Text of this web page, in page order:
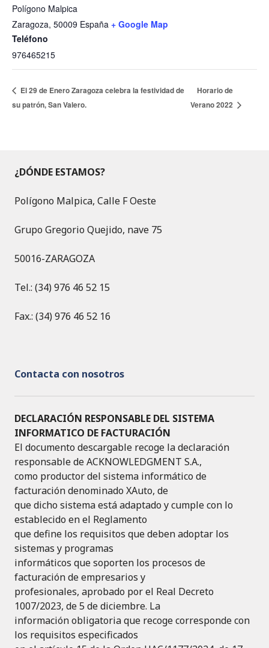
Polígono Malpica
Zaragoza, 50009 España + Google Map
Teléfono
976465215
El 29 de Enero Zaragoza celebra la festividad de
su patrón, San Valero.
Horario de
Verano 2022
¿DÓNDE ESTAMOS?
Polígono Malpica, Calle F Oeste
Grupo Gregorio Quejido, nave 75
50016-ZARAGOZA
Tel.: (34) 976 46 52 15
Fax.: (34) 976 46 52 16
Contacta con nosotros
DECLARACIÓN RESPONSABLE DEL SISTEMA
INFORMATICO DE FACTURACIÓN
El documento descargable recoge la declaración
responsable de ACKNOWLEDGMENT S.A.,
como productor del sistema informático de
facturación denominado XAuto, de
que dicho sistema está adaptado y cumple con lo
establecido en el Reglamento
que define los requisitos que deben adoptar los
sistemas y programas
informáticos que soporten los procesos de
facturación de empresarios y
profesionales, aprobado por el Real Decreto
1007/2023, de 5 de diciembre. La
información obligatoria que recoge corresponde con
los requisitos especificados